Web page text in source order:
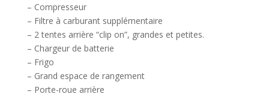
– Compresseur
– Filtre à carburant supplémentaire
– 2 tentes arrière “clip on”, grandes et petites.
– Chargeur de batterie
– Frigo
– Grand espace de rangement
– Porte-roue arrière